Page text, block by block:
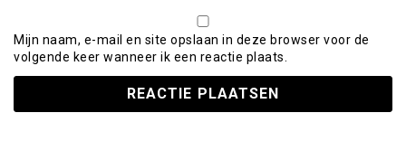
Mijn naam, e-mail en site opslaan in deze browser voor de
volgende keer wanneer ik een reactie plaats.